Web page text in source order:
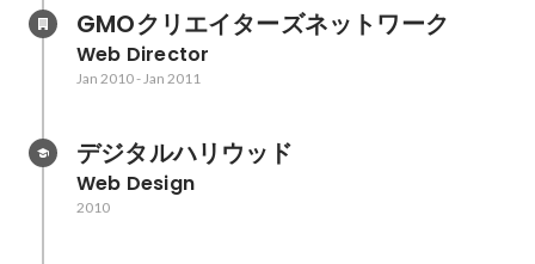
GMOクリエイターズネットワーク
Web Director
Jan 2010-Jan 2011
デジタルハリウッド
Web Design
2010